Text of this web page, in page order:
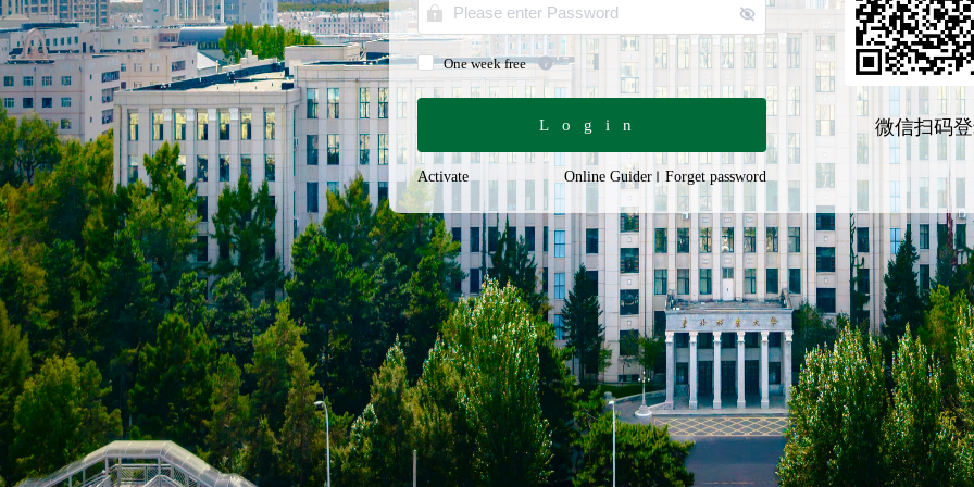
One week free
Login
Activate Online Guider Forget password
微信扫码